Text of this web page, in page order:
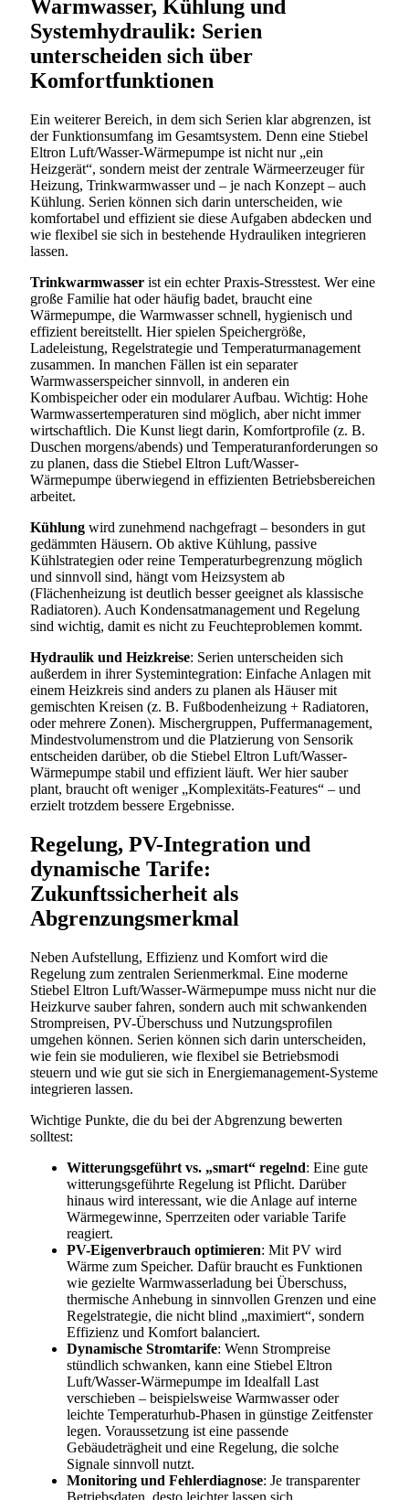
Warmwasser, Kühlung und
Systemhydraulik: Serien
unterscheiden sich über
Komfortfunktionen
Ein weiterer Bereich, in dem sich Serien klar abgrenzen, ist
der Funktionsumfang im Gesamtsystem. Denn eine Stiebel
Eltron Luft/Wasser-Wärmepumpe ist nicht nur „ein
Heizgerät“, sondern meist der zentrale Wärmeerzeuger für
Heizung, Trinkwarmwasser und – je nach Konzept – auch
Kühlung. Serien können sich darin unterscheiden, wie
komfortabel und effizient sie diese Aufgaben abdecken und
wie flexibel sie sich in bestehende Hydrauliken integrieren
lassen.
Trinkwarmwasser ist ein echter Praxis-Stresstest. Wer eine
große Familie hat oder häufig badet, braucht eine
Wärmepumpe, die Warmwasser schnell, hygienisch und
effizient bereitstellt. Hier spielen Speichergröße,
Ladeleistung, Regelstrategie und Temperaturmanagement
zusammen. In manchen Fällen ist ein separater
Warmwasserspeicher sinnvoll, in anderen ein
Kombispeicher oder ein modularer Aufbau. Wichtig: Hohe
Warmwassertemperaturen sind möglich, aber nicht immer
wirtschaftlich. Die Kunst liegt darin, Komfortprofile (z. B.
Duschen morgens/abends) und Temperaturanforderungen so
zu planen, dass die Stiebel Eltron Luft/Wasser-
Wärmepumpe überwiegend in effizienten Betriebsbereichen
arbeitet.
Kühlung wird zunehmend nachgefragt – besonders in gut
gedämmten Häusern. Ob aktive Kühlung, passive
Kühlstrategien oder reine Temperaturbegrenzung möglich
und sinnvoll sind, hängt vom Heizsystem ab
(Flächenheizung ist deutlich besser geeignet als klassische
Radiatoren). Auch Kondensatmanagement und Regelung
sind wichtig, damit es nicht zu Feuchteproblemen kommt.
Hydraulik und Heizkreise: Serien unterscheiden sich
außerdem in ihrer Systemintegration: Einfache Anlagen mit
einem Heizkreis sind anders zu planen als Häuser mit
gemischten Kreisen (z. B. Fußbodenheizung + Radiatoren,
oder mehrere Zonen). Mischergruppen, Puffermanagement,
Mindestvolumenstrom und die Platzierung von Sensorik
entscheiden darüber, ob die Stiebel Eltron Luft/Wasser-
Wärmepumpe stabil und effizient läuft. Wer hier sauber
plant, braucht oft weniger „Komplexitäts-Features“ – und
erzielt trotzdem bessere Ergebnisse.
Regelung, PV-Integration und
dynamische Tarife:
Zukunftssicherheit als
Abgrenzungsmerkmal
Neben Aufstellung, Effizienz und Komfort wird die
Regelung zum zentralen Serienmerkmal. Eine moderne
Stiebel Eltron Luft/Wasser-Wärmepumpe muss nicht nur die
Heizkurve sauber fahren, sondern auch mit schwankenden
Strompreisen, PV-Überschuss und Nutzungsprofilen
umgehen können. Serien können sich darin unterscheiden,
wie fein sie modulieren, wie flexibel sie Betriebsmodi
steuern und wie gut sie sich in Energiemanagement-Systeme
integrieren lassen.
Wichtige Punkte, die du bei der Abgrenzung bewerten
solltest:
Witterungsgeführt vs. „smart“ regelnd: Eine gute
witterungsgeführte Regelung ist Pflicht. Darüber
hinaus wird interessant, wie die Anlage auf interne
Wärmegewinne, Sperrzeiten oder variable Tarife
reagiert.
PV-Eigenverbrauch optimieren: Mit PV wird
Wärme zum Speicher. Dafür braucht es Funktionen
wie gezielte Warmwasserladung bei Überschuss,
thermische Anhebung in sinnvollen Grenzen und eine
Regelstrategie, die nicht blind „maximiert“, sondern
Effizienz und Komfort balanciert.
Dynamische Stromtarife: Wenn Strompreise
stündlich schwanken, kann eine Stiebel Eltron
Luft/Wasser-Wärmepumpe im Idealfall Last
verschieben – beispielsweise Warmwasser oder
leichte Temperaturhub-Phasen in günstige Zeitfenster
legen. Voraussetzung ist eine passende
Gebäudeträgheit und eine Regelung, die solche
Signale sinnvoll nutzt.
Monitoring und Fehlerdiagnose: Je transparenter
Betriebsdaten, desto leichter lassen sich